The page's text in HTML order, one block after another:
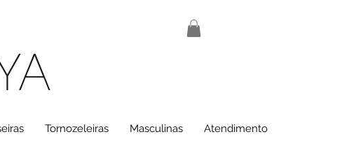
Tornozeleiras Masculinas Atendimento